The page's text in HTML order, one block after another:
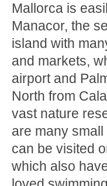
Mallorca is
Manacor, the
island with
and markets,
airport and
North from
vast nature
are many
can be visited
which also